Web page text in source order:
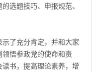
选题技巧、申报规范、
了充分肯定，并和大家
悟参政党的使命和责
书，提高理论素养，增